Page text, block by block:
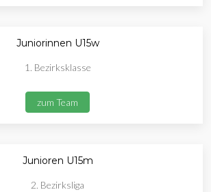
Juniorinnen U15w
1. Bezirksklasse
zum Team
Junioren U15m
2. Bezirksliga